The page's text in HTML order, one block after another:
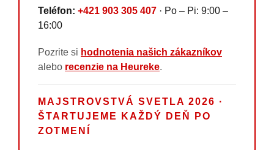
Teléfon: +421 903 305 407 · Po – Pi: 9:00 –
16:00
Pozrite si hodnotenia našich zákazníkov
alebo recenzie na Heureke.
MAJSTROVSTVÁ SVETLA 2026 ·
ŠTARTUJEME KAŽDÝ DEŇ PO
ZOTMENÍ